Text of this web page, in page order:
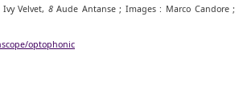
Ivy Velvet, 8Aude Antanse ; Images : Marco Candore ;
optophonic